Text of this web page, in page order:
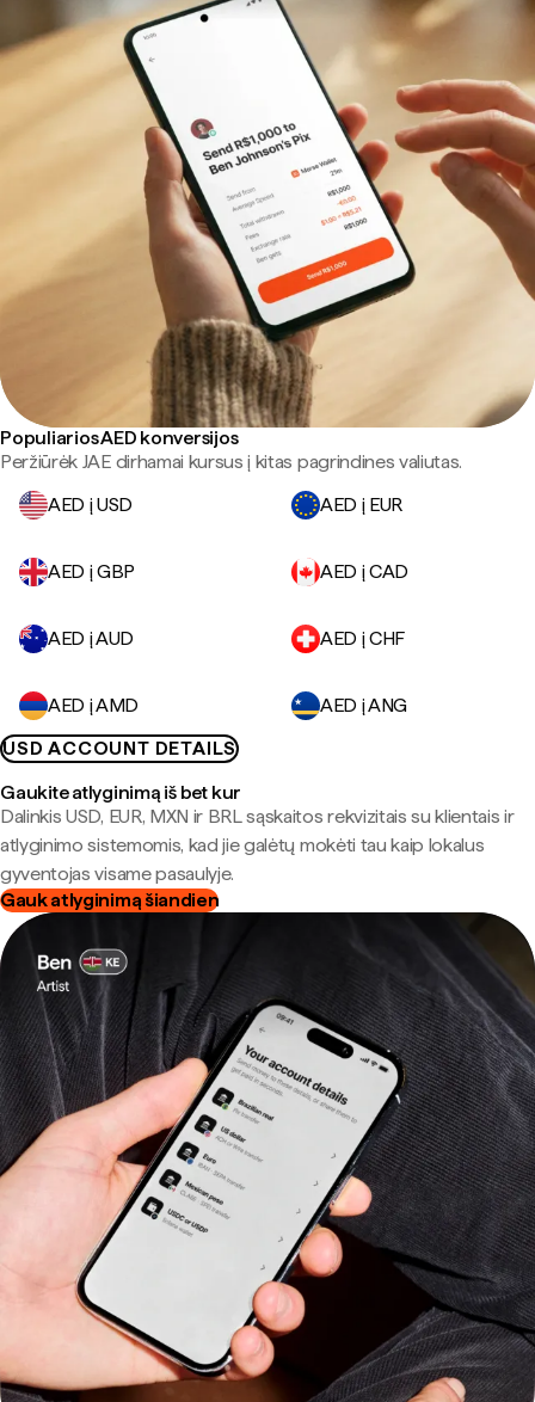
Populiarios AED konversijos
Peržiūrėk JAE dirhamai kursus į kitas pagrindines valiutas.
AED į USD
AED į EUR
AED į GBP AED į CAD
AED į AUD AED į CHF
AED į AMD
AED į ANG
USD ACCOUNT DETAILS
Gaukite atlyginimą iš bet kur
Dalinkis USD, EUR, MXN ir BRL sąskaitos rekvizitais su klientais ir
atlyginimo sistemomis, kad jie galėtų mokėti tau kaip lokalus
gyventojas visame pasaulyje.
Gauk atlyginimą šiandien